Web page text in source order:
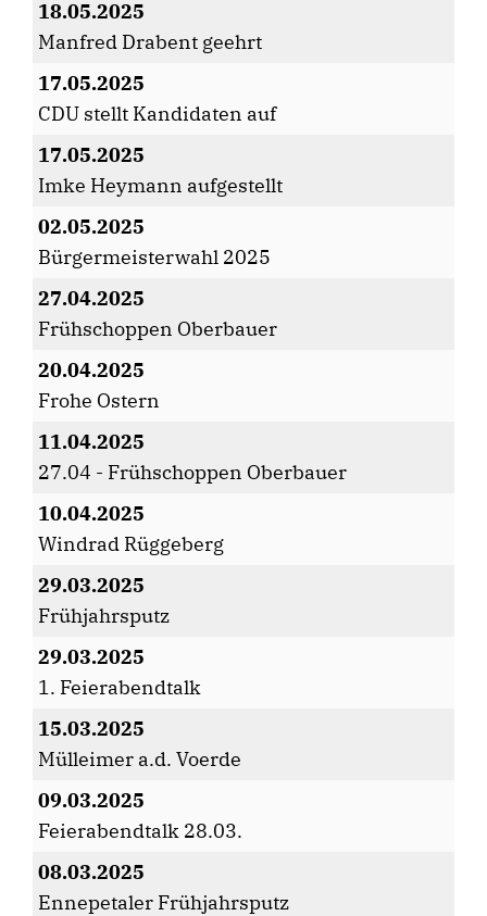
18.05.2025
Manfred Drabent geehrt
17.05.2025
CDU stellt Kandidaten auf
17.05.2025
Imke Heymann aufgestellt
02.05.2025
Bürgermeisterwahl 2025
27.04.2025
Frühschoppen Oberbauer
20.04.2025
Frohe Ostern
11.04.2025
27.04 - Frühschoppen Oberbauer
10.04.2025
Windrad Rüggeberg
29.03.2025
Frühjahrsputz
29.03.2025
1. Feierabendtalk
15.03.2025
Mülleimer a.d. Voerde
09.03.2025
Feierabendtalk 28.03.
08.03.2025
Ennepetaler Frühjahrsputz